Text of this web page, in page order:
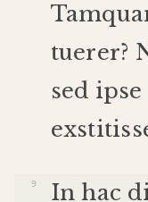
tuerer?
sed ipse
In hac